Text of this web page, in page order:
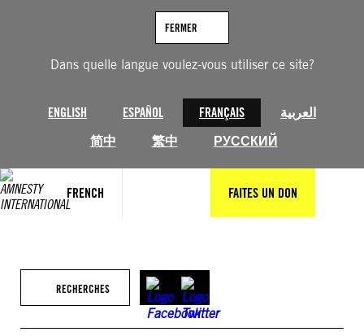
Dans quelle langue voulez-vous utiliser ce site?
ENGLISH ESPAÑOL FRANÇAIS
العربية
简中
繁中 РУССКИЙ
FERMER
FRENCH FAITES UN DON
RECHERCHES